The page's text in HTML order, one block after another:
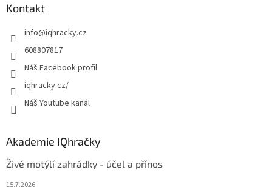
Kontakt
info@iqhracky.cz
608807817
Náš Facebook profil
iqhracky.cz/
Náš Youtube kanál
Akademie IQhračky
Živé motýlí zahrádky - účel a přínos
15.7.2026